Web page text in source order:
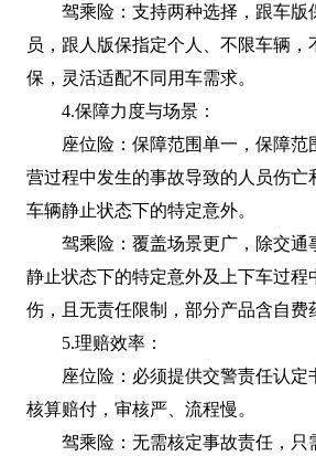
驾乘险：支持两种选择，跟车版
员，跟人版保指定个人、不限车辆，
保，灵活适配不同用车需求。
4.保障力度与场景：
座位险：保障范围单一，保障范
营过程中发生的事故导致的人员伤亡
车辆静止状态下的特定意外。
驾乘险：覆盖场景更广，除交通
静止状态下的特定意外及上下车过程
伤，且无责任限制，部分产品含自费
5.理赔效率：
座位险：必须提供交警责任认定
核算赔付，审核严、流程慢。
驾乘险：无需核定事故责任，只